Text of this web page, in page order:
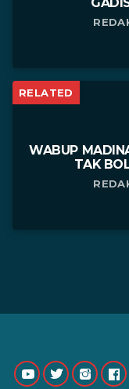
RELATED
WABUP
TAK